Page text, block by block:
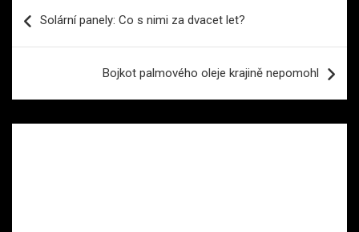
proSolární panely: Co s nimi za dvacet let?
Bojkot palmového oleje krajině nepomohl